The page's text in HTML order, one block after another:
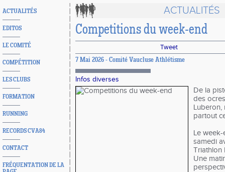
ACTUALITÉS
EDITOS
LE COMITÉ
COMPÉTITION
LES CLUBS
FORMATION
RUNNING
RECORDS CVA84
CONTACT
FRÉQUENTATION DE LA
ACTUALITÉS
Competitions du week-end
Tweet
7 Mai 2026 - Comité Vaucluse Athlétisme
Infos diverses
De la
des
Luberon,
partout
Le
samedi
Triathlon
Une